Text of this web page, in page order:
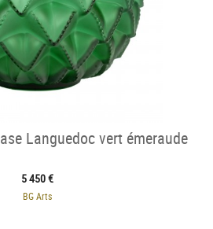
Languedoc vert émeraude
5 450 €
BG Arts